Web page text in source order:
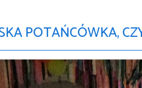
POTAŃCÓWKA,